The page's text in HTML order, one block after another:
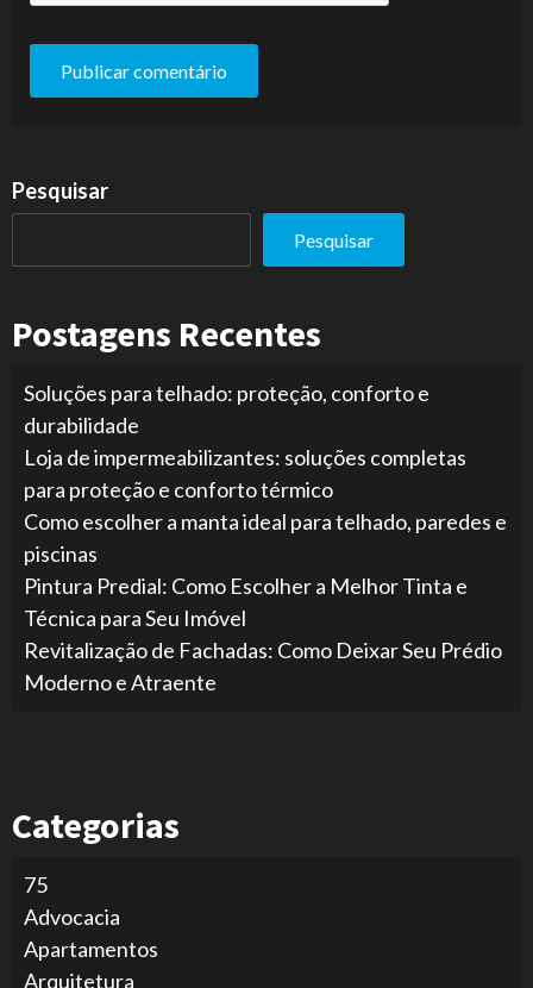
Pesquisar
Pesquisar
Postagens Recentes
Soluções para telhado: proteção, conforto e
durabilidade
Loja de impermeabilizantes: soluções completas
para proteção e conforto térmico
Como escolher a manta ideal para telhado, paredes e
piscinas
Pintura Predial: Como Escolher a Melhor Tinta e
Técnica para Seu Imóvel
Revitalização de Fachadas: Como Deixar Seu Prédio
Moderno e Atraente
Categorias
75
Advocacia
Apartamentos
Arquitetura